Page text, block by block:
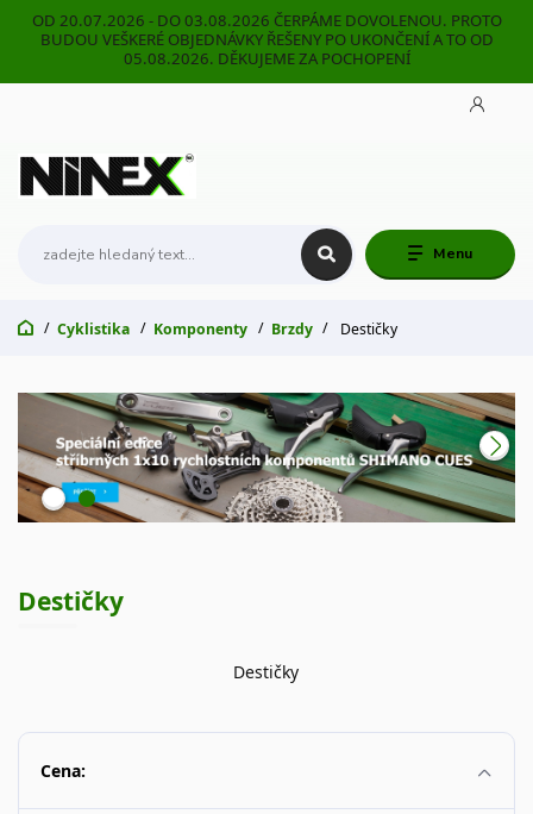
OD 20.07.2026 - DO 03.08.2026 ČERPÁME DOVOLENOU. PROTO
BUDOU VEŠKERÉ OBJEDNÁVKY ŘEŠENY PO UKONČENÍ A TO OD
05.08.2026. DĚKUJEME ZA POCHOPENÍ
Menu
Cyklistika Komponenty Brzdy Destičky
Destičky
Destičky
Cena: